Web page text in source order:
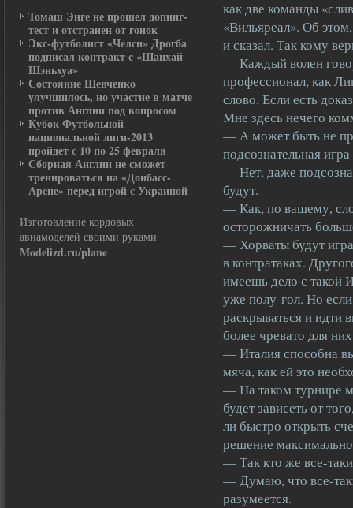
Томаш Энге не прошел допинг-
тест и отстранен от гонок
Экс-футболист «Челси» Дрогба
подписал контракт с «Шанхай
Шэньхуа»
Состояние Шевченко
улучшилось, но участие в матче
против Англии под вопросом
Кубок Футбольной
национальной лиги-2013
пройдет с 10 по 25 февраля
Сборная Англии не сможет
тренироваться на «Донбасс-
Арене» перед игрой с Украиной
Изготовление кордовых
авиамоделей своими руками
Modelizd.ru/plane
как две команды
«Вильяреал». Об
и сказал. Так кому
— Каждый волен
профессионал, как
слово. Если есть
Мне здесь нечего
— А может быть не
подсознательная
— Нет, даже
будут.
— Как, по вашему,
осторожничать
— Хорваты будут
в контратаках.
имеешь дело с такой
уже полу-гол. Но
раскрываться и идти
более чревато для
— Италия способна
мяча, как ей это
— На таком турнире
будет зависеть от
ли быстро открыть
решение
— Так кто же все-
— Думаю, что все-
разумеется.